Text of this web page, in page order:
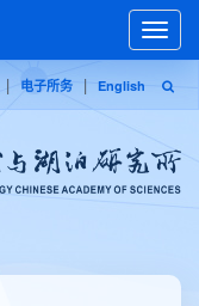
| 电子所务 | English
Toggle